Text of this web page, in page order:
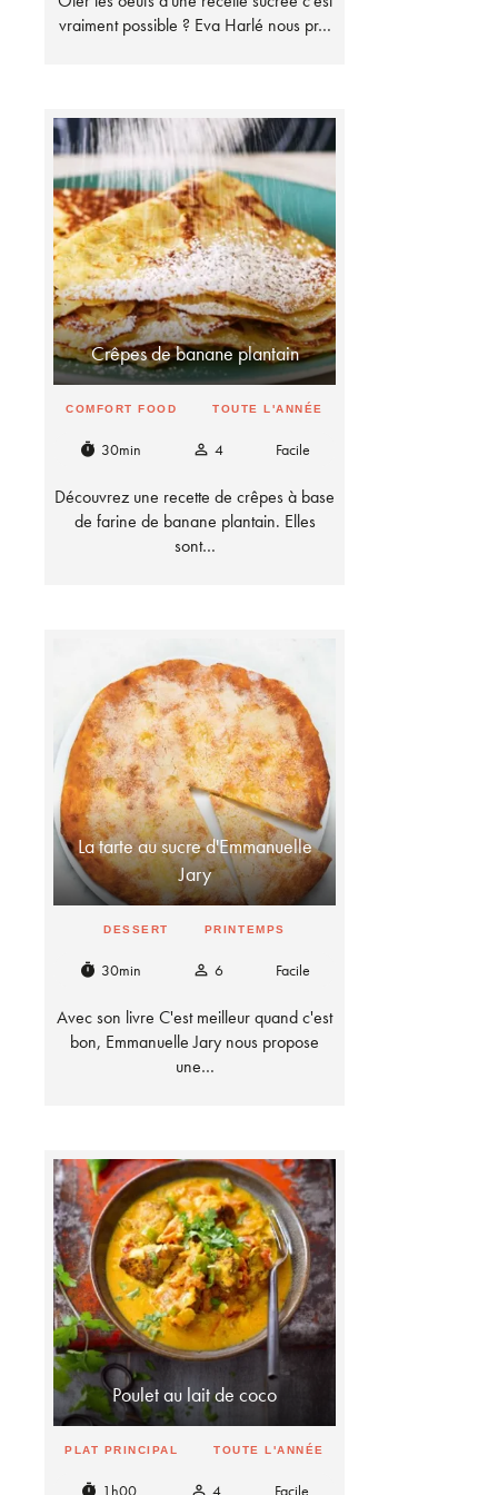
vraiment possible ? Eva Harlé nous pr…
Crêpes de banane plantain
COMFORT FOOD TOUTE L'ANNÉE
timer 30min person_outline 4 Facile
Découvrez une recette de crêpes à base
de farine de banane plantain. Elles
sont…
La tarte au sucre d'Emmanuelle
Jary
DESSERT PRINTEMPS
timer 30min person_outline 6 Facile
Avec son livre C'est meilleur quand c'est
bon, Emmanuelle Jary nous propose
une…
Poulet au lait de coco
PLAT PRINCIPAL TOUTE L'ANNÉE
timer 1h00 person_outline 4 Facile